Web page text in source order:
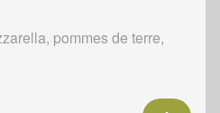
pommes de terre,